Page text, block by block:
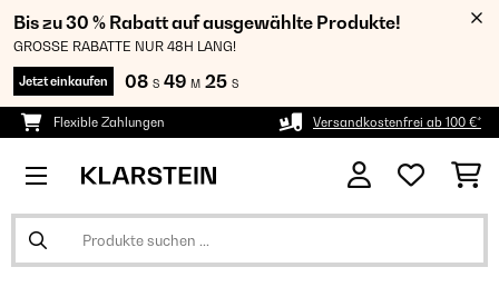
Bis zu 30 % Rabatt auf ausgewählte Produkte!
GROSSE RABATTE NUR 48H LANG!
Jetzt einkaufen 08 S 49 M 24 S
Flexible Zahlungen Versandkostenfrei ab 100 €*